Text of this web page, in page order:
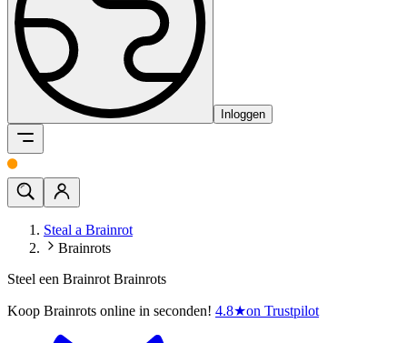
Inloggen
Steal a Brainrot
Brainrots
Steel een Brainrot Brainrots
Koop Brainrots online in seconden! 4.8★on Trustpilot